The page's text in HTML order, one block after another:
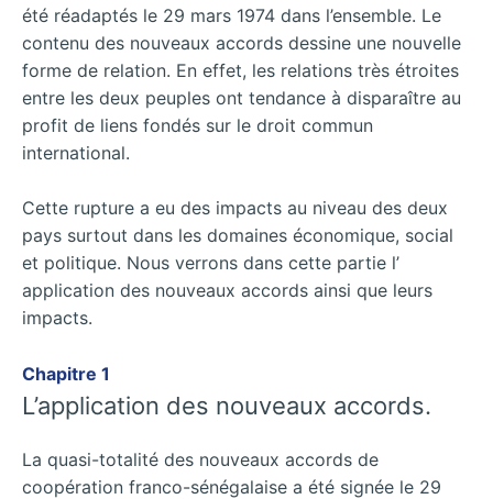
été réadaptés le 29 mars 1974 dans l’ensemble. Le
contenu des nouveaux accords dessine une nouvelle
forme de relation. En effet, les relations très étroites
entre les deux peuples ont tendance à disparaître au
profit de liens fondés sur le droit commun
international.
Cette rupture a eu des impacts au niveau des deux
pays surtout dans les domaines économique, social
et politique. Nous verrons dans cette partie l’
application des nouveaux accords ainsi que leurs
impacts.
Chapitre 1
L’application des nouveaux accords.
La quasi-totalité des nouveaux accords de
coopération franco-sénégalaise a été signée le 29